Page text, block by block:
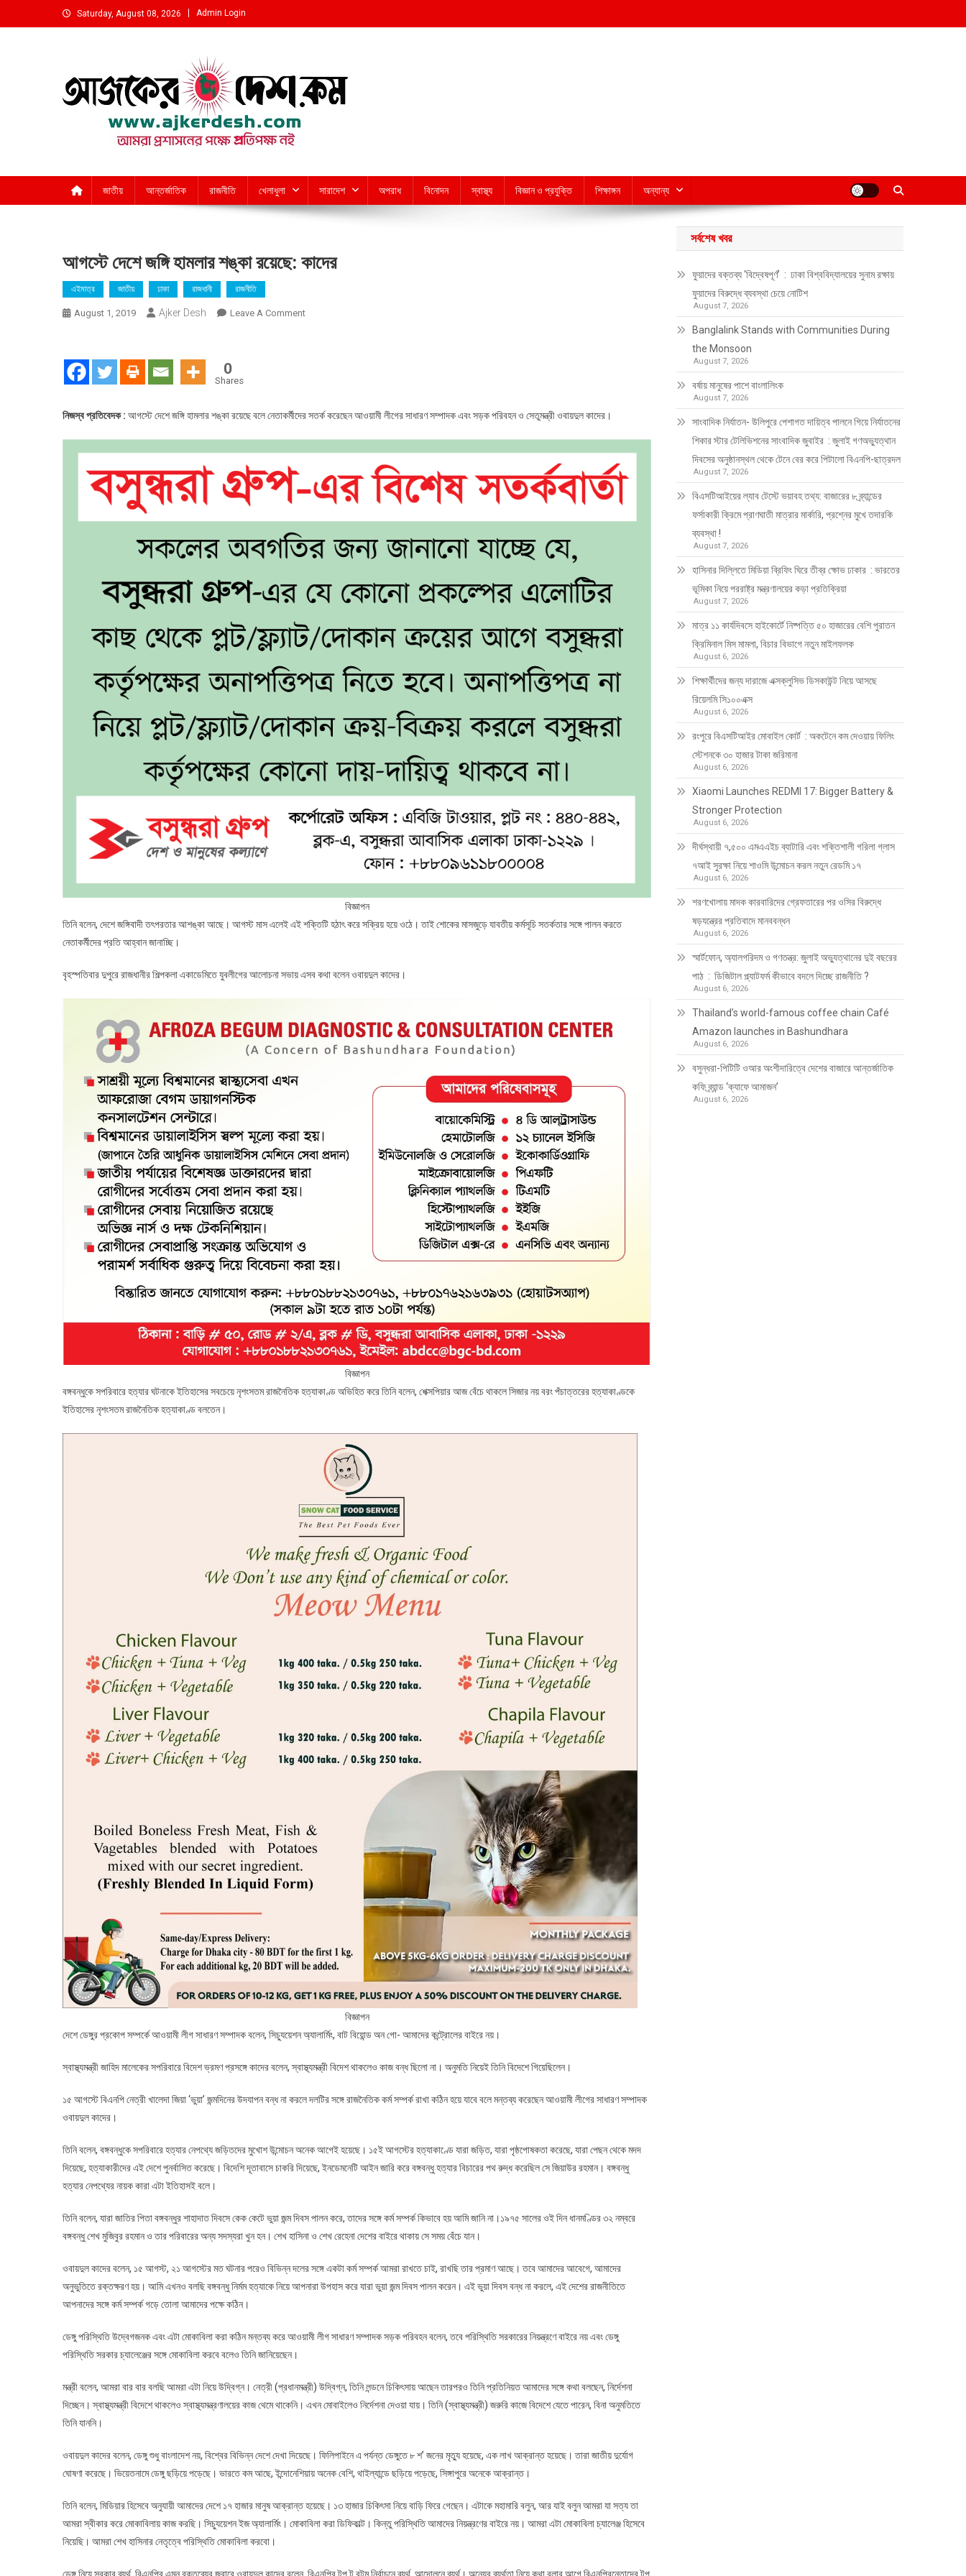
to
Saturday, August 08, 2026 Admin Login
জাতীয় আন্তর্জাতিক রাজনীতি খেলাধুলা সারাদেশ অপরাধ বিনোদন স্বাস্থ্য বিজ্ঞান ও প্রযুক্তি শিক্ষাঙ্গন অন্যান্য
আগস্টে দেশে জঙ্গি হামলার শঙ্কা রয়েছে: কাদের
এইমাত্র জাতীয় ঢাকা রাজধানী রাজনীতি
August 1, 2019 Ajker Desh Leave A CommentOn
রয়েছে:
0
Shares
নিজস্ব প্রতিবেদক : আগস্টে দেশে জঙ্গি হামলার শঙ্কা রয়েছে বলে নেতাকর্মীদের সতর্ক করেছেন আওয়ামী লীগের সাধারণ সম্পাদক এবং সড়ক পরিবহন ও সেতুমন্ত্রী ওবায়দুল কাদের।
বিজ্ঞাপন
তিনি বলেন, দেশে জঙ্গিবাদী তৎপরতার আশঙ্কা আছে। আগস্ট মাস এলেই এই শক্তিটি হঠাৎ করে সক্রিয় হয়ে ওঠে। তাই শোকের মাসজুড়ে যাবতীয় কর্মসূচি সতর্কতার সঙ্গে পালন করতে
নেতাকর্মীদের প্রতি আহ্বান জানাচ্ছি।
বৃহস্পতিবার দুপুরে রাজধানীর শিল্পকলা একাডেমিতে যুবলীগের আলোচনা সভায় এসব কথা বলেন ওবায়দুল কাদের।
বিজ্ঞাপন
বঙ্গবন্ধুকে সপরিবারে হত্যার ঘটনাকে ইতিহাসের সবচেয়ে নৃশংসতম রাজনৈতিক হত্যাকাণ্ড অভিহিত করে তিনি বলেন, শেক্সপিয়ার আজ বেঁচে থাকলে সিজার নয় বরং পঁচাত্তরের হত্যাকাণ্ডকে
ইতিহাসের নৃশংসতম রাজনৈতিক হত্যাকাণ্ড বলতেন।
বিজ্ঞাপন
দেশে ডেঙ্গুর প্রকোপ সম্পর্কে আওয়ামী লীগ সাধারণ সম্পাদক বলেন, সিচ্যুয়েশন অ্যালার্মিং, বাট বিয়োন্ড অন গো- আমাদের কন্ট্রোলের বাইরে নয়।
স্বাস্থ্যমন্ত্রী জাহিদ মালেকের সপরিবারে বিদেশ ভ্রমণ প্রসঙ্গে কাদের বলেন, স্বাস্থ্যমন্ত্রী বিদেশ থাকলেও কাজ বন্ধ ছিলো না। অনুমতি নিয়েই তিনি বিদেশে গিয়েছিলেন।
১৫ আগস্টে বিএনপি নেত্রী খালেদা জিয়া ‘ভুয়া’ জন্মদিনের উদযাপন বন্ধ না করলে দলটির সঙ্গে রাজনৈতিক কর্ম সম্পর্ক রাখা কঠিন হয়ে যাবে বলে মন্তব্য করেছেন আওয়ামী লীগের সাধারণ সম্পাদক
ওবায়দুল কাদের।
তিনি বলেন, বঙ্গবন্ধুকে সপরিবারে হত্যার নেপথ্যে জড়িতদের মুখোশ উন্মোচন অনেক আগেই হয়েছে। ১৫ই আগস্টের হত্যাকাণ্ডে যারা জড়িত, যারা পৃষ্ঠপোষকতা করেছে, যারা পেছন থেকে মদদ
দিয়েছে, হত্যাকারীদের এই দেশে পুনর্বাসিত করেছে। বিদেশি দূতাবাসে চাকরি দিয়েছে, ইনডেমনেটি আইন জারি করে বঙ্গবন্ধু হত্যার বিচারের পথ রুদ্ধ করেছিল সে জিয়াউর রহমান। বঙ্গবন্ধু
হত্যার নেপথ্যের নায়ক কারা এটা ইতিহাসই বলে।
তিনি বলেন, যারা জাতির পিতা বঙ্গবন্ধুর শাহাদাত দিবসে কেক কেটে ভুয়া জন্ম দিবস পালন করে, তাদের সঙ্গে কর্ম সম্পর্ক কিভাবে হয় আমি জানি না।১৯৭৫ সালের ওই দিন ধানমণ্ডির ৩২ নম্বরে
বঙ্গবন্ধু শেখ মুজিবুর রহমান ও তার পরিবারের অন্য সদস্যরা খুন হন। শেখ হাসিনা ও শেখ রেহেনা দেশের বাইরে থাকায় সে সময় বেঁচে যান।
ওবায়দুল কাদের বলেন, ১৫ আগস্ট, ২১ আগস্টের মত ঘটনার পরেও বিভিন্ন দলের সঙ্গে একটা কর্ম সম্পর্ক আমরা রাখতে চাই, রাখছি তার প্রমাণ আছে। তবে আমাদের আবেগে, আমাদের
অনুভুতিতে রক্তক্ষরণ হয়। আমি এখনও বলছি বঙ্গবন্ধু নির্মম হত্যাকে নিয়ে আপনারা উপহাস করে যারা ভুয়া জন্ম দিবস পালন করেন। এই ভুয়া দিবস বন্ধ না করলে, এই দেশের রাজনীতিতে
আপনাদের সঙ্গে কর্ম সম্পর্ক গড়ে তোলা আমাদের পক্ষে কঠিন।
ডেঙ্গু পরিস্থিতি উদ্বেগজনক এবং এটা মোকাবিলা করা কঠিন মন্তব্য করে আওয়ামী লীগ সাধারণ সম্পাদক সড়ক পরিবহন বলেন, তবে পরিস্থিতি সরকারের নিয়ন্ত্রণে বাইরে নয় এবং ডেঙ্গু
পরিস্থিতি সরকার চ্যালেঞ্জের সঙ্গে মোকাবিলা করবে বলেও তিনি জানিয়েছেন।
মন্ত্রী বলেন, আমরা বার বার বলছি আমরা এটা নিয়ে উদ্বিগ্ন। নেত্রী (প্রধানমন্ত্রী) উদ্বিগ্ন, তিনি লন্ডনে চিকিৎসায় আছেন তারপরও তিনি প্রতিনিয়ত আমাদের সঙ্গে কথা বলছেন, নির্দেশনা
দিচ্ছেন। স্বাস্থ্যমন্ত্রী বিদেশে থাকলেও স্বাস্থ্যমন্ত্রণালয়ের কাজ থেমে থাকেনি। এখন মোবাইলেও নির্দেশনা দেওয়া যায়। তিনি (স্বাস্থ্যমন্ত্রী) জরুরি কাজে বিদেশে যেতে পারেন, বিনা অনুমতিতে
তিনি যাননি।
ওবায়দুল কাদের বলেন, ডেঙ্গু শুধু বাংলাদেশ নয়, বিশ্বের বিভিন্ন দেশে দেখা দিয়েছে। ফিলিপাইনে এ পর্যন্ত ডেঙ্গুতে ৮ শ’ জনের মৃত্যু হয়েছে, এক লাখ আক্রান্ত হয়েছে। তারা জাতীয় দুর্যোগ
ঘোষণা করেছে। ভিয়েতনামে ডেঙ্গু ছড়িয়ে পড়েছে। ভারতে কম আছে, ইন্দোনেশিয়ায় অনেক বেশি, থাইল্যান্ডে ছড়িয়ে পড়েছে, সিঙ্গাপুরে অনেকে আক্রান্ত।
তিনি বলেন, মিডিয়ার হিসেবে অনুযায়ী আমাদের দেশে ১৭ হাজার মানুষ আক্রান্ত হয়েছে। ১৩ হাজার চিকিৎসা নিয়ে বাড়ি ফিরে গেছেন। এটাকে মহামারি বলুন, আর যাই বলুন আমরা যা সত্য তা
আমরা স্বীকার করে মোকাবিলায় কাজ করছি। সিচ্যুয়েশন ইজ অ্যালার্মিং। মোকাবিলা করা ডিফিকাল্ট। কিন্তু পরিস্থিতি আমাদের নিয়ন্ত্রণের বাইরে নয়। আমরা এটা মোকাবিলা চ্যালেঞ্জ হিসেবে
নিয়েছি। আমরা শেখ হাসিনার নেতৃত্বে পরিস্থিতি মোকাবিলা করবো।
সর্বশেষ খবর
ফুয়াদের বক্তব্য ‘বিদ্বেষপূর্ণ’ : ঢাকা বিশ্ববিদ্যালয়ের সুনাম রক্ষায়
ফুয়াদের বিরুদ্ধে ব্যবস্থা চেয়ে নোটিশ
August 7, 2026
Banglalink Stands with Communities During
the Monsoon
August 7, 2026
বর্ষায় মানুষের পাশে বাংলালিংক
August 7, 2026
সাংবাদিক নির্যাতন- উলিপুরে পেশাগত দায়িত্ব পালনে গিয়ে নির্যাতনের
শিকার স্টার টেলিভিশনের সাংবাদিক জুবাইর : জুলাই গণঅভ্যুত্থান
দিবসের অনুষ্ঠানস্থল থেকে টেনে বের করে পিটালো বিএনপি-ছাত্রদল
August 7, 2026
বিএসটিআইয়ের ল্যাব টেস্টে ভয়াবহ তথ্য: বাজারের ৮ ব্র্যান্ডের
ফর্সাকারী ক্রিমে প্রাণঘাতী মাত্রার মার্কারি, প্রশ্নের মুখে তদারকি
ব্যবস্থা !
August 7, 2026
হাসিনার দিল্লিতে মিডিয়া ব্রিফিং ঘিরে তীব্র ক্ষোভ ঢাকার : ভারতের
ভূমিকা নিয়ে পররাষ্ট্র মন্ত্রণালয়ের কড়া প্রতিক্রিয়া
August 7, 2026
মাত্র ১১ কার্যদিবসে হাইকোর্টে নিষ্পত্তি ৫০ হাজারের বেশি পুরাতন
ক্রিমিনাল মিস মামলা, বিচার বিভাগে নতুন মাইলফলক
August 6, 2026
শিক্ষার্থীদের জন্য দারাজে এক্সক্লুসিভ ডিসকাউন্ট নিয়ে আসছে
রিয়েলমি সি১০০এক্স
August 6, 2026
রংপুরে বিএসটিআইর মোবাইল কোর্ট : অকটেনে কম দেওয়ায় ফিলিং
স্টেশনকে ৩০ হাজার টাকা জরিমানা
August 6, 2026
Xiaomi Launches REDMI 17: Bigger Battery &
Stronger Protection
August 6, 2026
দীর্ঘস্থায়ী ৭,৫০০ এমএএইচ ব্যাটারি এবং শক্তিশালী গরিলা গ্লাস
৭আই সুরক্ষা নিয়ে শাওমি উন্মোচন করল নতুন রেডমি ১৭
August 6, 2026
শরণখোলায় মাদক কারবারিদের গ্রেফতারের পর ওসির বিরুদ্ধে
ষড়যন্ত্রের প্রতিবাদে মানববন্ধন
August 6, 2026
স্মার্টফোন, অ্যালগরিদম ও গণতন্ত্র: জুলাই অভ্যুত্থানের দুই বছরের
পাঠ : ডিজিটাল প্ল্যাটফর্ম কীভাবে বদলে দিচ্ছে রাজনীতি ?
August 6, 2026
Thailand’s world-famous coffee chain Café
Amazon launches in Bashundhara
August 6, 2026
বসুন্ধরা-পিটিটি ওআর অংশীদারিত্বে দেশের বাজারে আন্তর্জাতিক
কফি ব্র্যান্ড ‘ক্যাফে আমাজন’
August 6, 2026